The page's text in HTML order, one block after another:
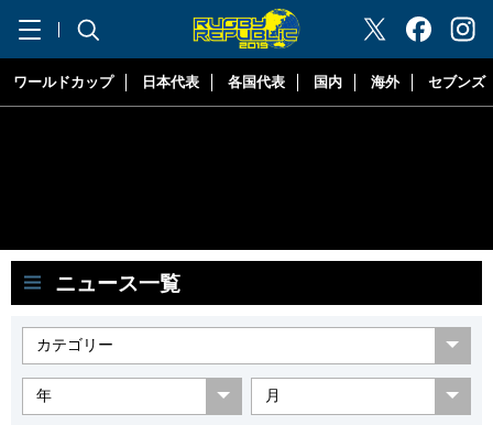
"ラグビーリパブリック"
ワールドカップ 日本代表 各国代表 国内 海外 セブンズ
ニュース一覧